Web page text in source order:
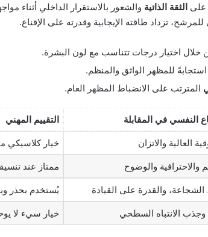
على الثقة الذاتية والشعور بالاستقرار الداخلي أثناء
تزداد طاقته الإيجابية وقدرته على الإقناع.
خلال اختيار درجات تتناسب مع لون البشرة.
استجابةً للمظهر الواثق والمنظم.
المترتب على الانضباط المظهر العام.
النفسي في المقابلة التقييم المهني
العالية والاتزان خيار كلاسيكي
والاحترافية والوضوح ممتاز عند
الشجاعة، والقدرة على القيادة يُستخدم بحذر
وجذب الانتباه السطحي خيار سيء لا